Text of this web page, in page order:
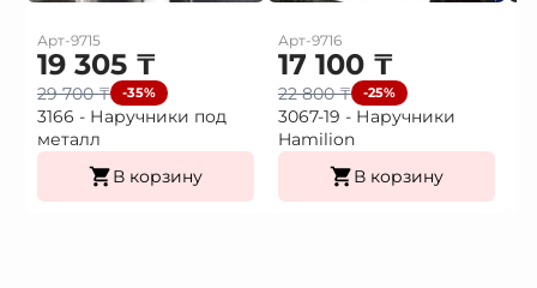
Арт-9715
19 305 ₸
29 700₸ -35%
3166 - Наручники под
металл
В корзину
Арт-9716
17 100 ₸
22 800₸ -25%
3067-19 - Наручники
Hamilion
В корзину